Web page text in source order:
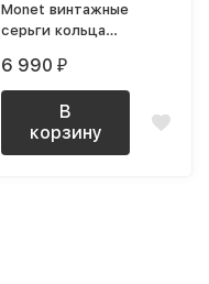
Monet винтажные
серьги кольца
средние
6 990 ₽
В
корзину